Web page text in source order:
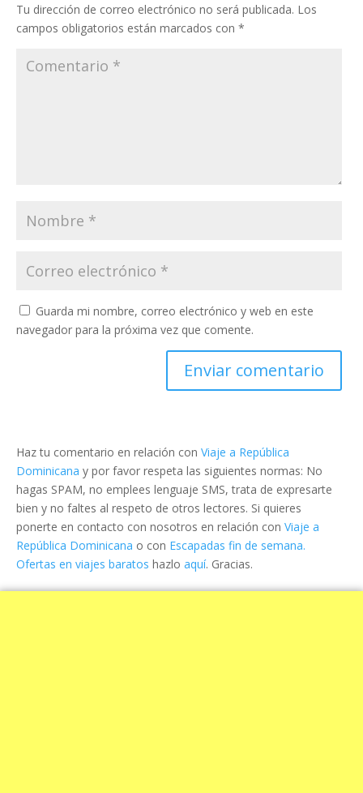
Tu dirección de correo electrónico no será publicada. Los
campos obligatorios están marcados con *
Guarda mi nombre, correo electrónico y web en este
navegador para la próxima vez que comente.
Haz tu comentario en relación con Viaje a República
Dominicana y por favor respeta las siguientes normas: No
hagas SPAM, no emplees lenguaje SMS, trata de expresarte
bien y no faltes al respeto de otros lectores. Si quieres
ponerte en contacto con nosotros en relación con Viaje a
República Dominicana o con Escapadas fin de semana.
Ofertas en viajes baratos hazlo aquí. Gracias.